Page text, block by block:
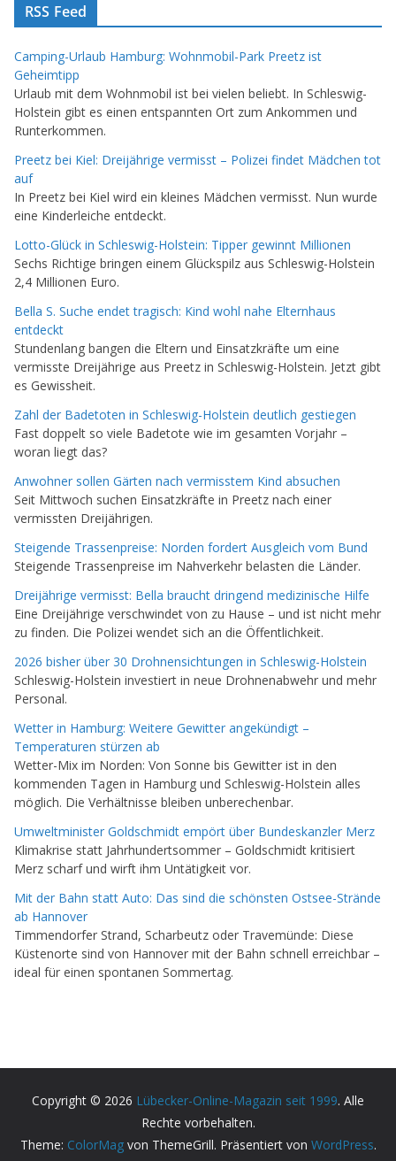
RSS Feed
Camping-Urlaub Hamburg: Wohnmobil-Park Preetz ist
Geheimtipp
Urlaub mit dem Wohnmobil ist bei vielen beliebt. In Schleswig-
Holstein gibt es einen entspannten Ort zum Ankommen und
Runterkommen.
Preetz bei Kiel: Dreijährige vermisst – Polizei findet Mädchen tot
auf
In Preetz bei Kiel wird ein kleines Mädchen vermisst. Nun wurde
eine Kinderleiche entdeckt.
Lotto-Glück in Schleswig-Holstein: Tipper gewinnt Millionen
Sechs Richtige bringen einem Glückspilz aus Schleswig-Holstein
2,4 Millionen Euro.
Bella S. Suche endet tragisch: Kind wohl nahe Elternhaus
entdeckt
Stundenlang bangen die Eltern und Einsatzkräfte um eine
vermisste Dreijährige aus Preetz in Schleswig-Holstein. Jetzt gibt
es Gewissheit.
Zahl der Badetoten in Schleswig-Holstein deutlich gestiegen
Fast doppelt so viele Badetote wie im gesamten Vorjahr –
woran liegt das?
Anwohner sollen Gärten nach vermisstem Kind absuchen
Seit Mittwoch suchen Einsatzkräfte in Preetz nach einer
vermissten Dreijährigen.
Steigende Trassenpreise: Norden fordert Ausgleich vom Bund
Steigende Trassenpreise im Nahverkehr belasten die Länder.
Dreijährige vermisst: Bella braucht dringend medizinische Hilfe
Eine Dreijährige verschwindet von zu Hause – und ist nicht mehr
zu finden. Die Polizei wendet sich an die Öffentlichkeit.
2026 bisher über 30 Drohnensichtungen in Schleswig-Holstein
Schleswig-Holstein investiert in neue Drohnenabwehr und mehr
Personal.
Wetter in Hamburg: Weitere Gewitter angekündigt –
Temperaturen stürzen ab
Wetter-Mix im Norden: Von Sonne bis Gewitter ist in den
kommenden Tagen in Hamburg und Schleswig-Holstein alles
möglich. Die Verhältnisse bleiben unberechenbar.
Umweltminister Goldschmidt empört über Bundeskanzler Merz
Klimakrise statt Jahrhundertsommer – Goldschmidt kritisiert
Merz scharf und wirft ihm Untätigkeit vor.
Mit der Bahn statt Auto: Das sind die schönsten Ostsee-Strände
ab Hannover
Timmendorfer Strand, Scharbeutz oder Travemünde: Diese
Küstenorte sind von Hannover mit der Bahn schnell erreichbar –
ideal für einen spontanen Sommertag.
Copyright © 2026 Lübecker-Online-Magazin seit 1999. Alle
Rechte vorbehalten.
Theme: ColorMagvon ThemeGrill. Präsentiert von WordPress.